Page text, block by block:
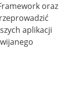
oraz
aplikacji